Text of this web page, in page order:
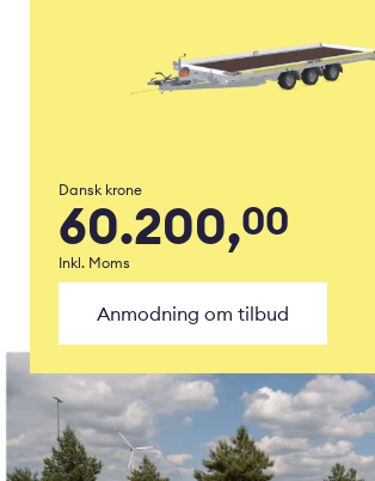
Dansk krone
60.200,00
Inkl. Moms
Anmodning om tilbud